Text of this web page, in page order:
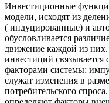
Инвестиционные
модели, исходят из
( индуцированные) и
обусловливается
движение каждой из
инвестиций
факторами системы:
служат изменения в
потребительского